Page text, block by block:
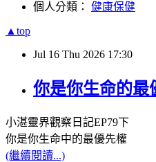
個人分類： 健康保健
▲top
Jul 16 Thu 2026 17:30
你是你生命的
小湛靈界觀察日記EP79下
你是你生命中的最優先權
(繼續閱讀...)